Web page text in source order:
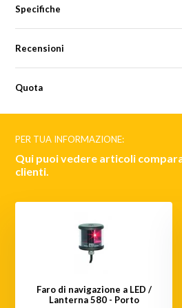
Specifiche
Recensioni
Quota
PER TUA INFORMAZIONE:
Qui puoi vedere articoli
clienti.
Faro di navigazione a LED /
Lanterna 580 - Porto